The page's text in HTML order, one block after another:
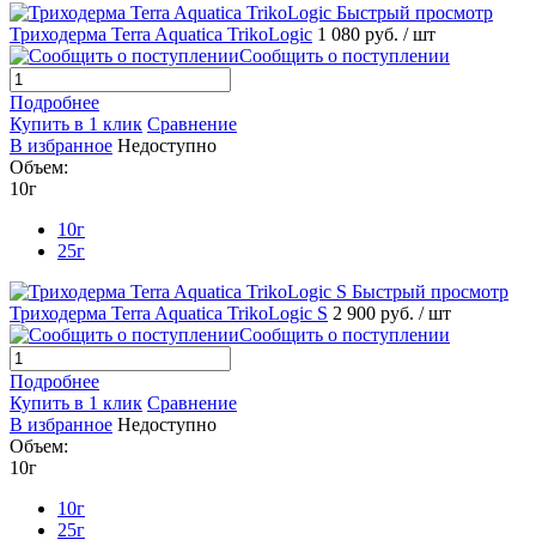
Быстрый просмотр
Триходерма Terra Aquatica TrikoLogic 1 080 руб. / шт
Сообщить о поступлении
Подробнее
Купить в 1 клик Сравнение
В избранное Недоступно
Объем:
10г
10г
25г
Быстрый просмотр
Триходерма Terra Aquatica TrikoLogic S 2 900 руб. / шт
Сообщить о поступлении
Подробнее
Купить в 1 клик Сравнение
В избранное Недоступно
Объем:
10г
10г
25г